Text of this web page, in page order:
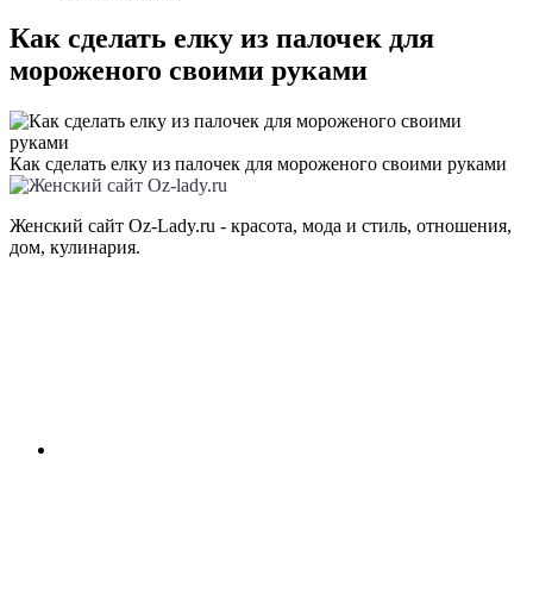
Как сделать елку из палочек для
мороженого своими руками
Как сделать елку из палочек для мороженого своими руками
Женский сайт Oz-Lady.ru - красота, мода и стиль, отношения,
дом, кулинария.